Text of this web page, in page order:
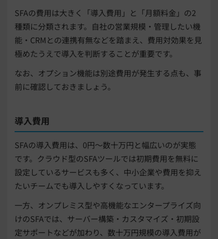
SFAの費用は大きく「導入費用」と「月額料金」の2
種類に分類されます。自社の営業規模・管理したい機
能・CRMとの連携有無などを踏まえ、費用対効果を見
極めたうえで導入を判断することが重要です。
なお、オプション機能は別途費用が発生する点も、事
前に確認しておきましょう。
導入費用
SFAの導入費用は、0円〜数十万円と幅広いのが実態
です。クラウド型のSFAツールでは初期費用を無料に
設定しているサービスも多く、中小企業や費用を抑え
たいチームでも導入しやすくなっています。
一方、オンプレミス型や高機能なエンタープライズ向
けのSFAでは、サーバー構築・カスタマイズ・初期設
定サポートなどが加わり、数十万円規模の導入費用が